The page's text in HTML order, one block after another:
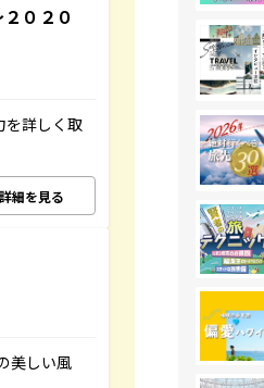
０２０
を詳しく取
詳細を見る
美しい風